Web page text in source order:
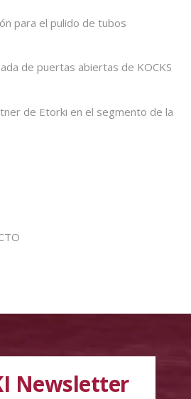
para el pulido de tubos
de puertas abiertas de KOCKS
de Etorki en el segmento de la
Newsletter